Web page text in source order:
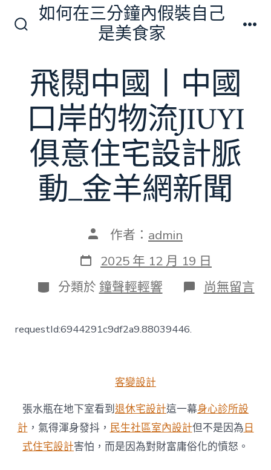
換
開
關
如何在三分鐘內假裝自己
是美食家
飛閱中國丨中國
口岸的物流JIUYI
俱意住宅設計脈
動_金羊網新聞
文
作
者
作者： admin
發
表
日
期
2025 年 12 月 19 日
分
類
分類於 鐘聲輕輕響 在
〈飛
的
物
流
JIUYI
俱
尚無留言
requestId:6944291c9df2a9.88039446.
客變設計
張水瓶在地下室看到退休宅設計這一幕身心診所設
計 ，氣得渾身發抖， 民生社區室內設計但不是因為日
式住宅設計害怕，而是因為對財富庸俗化的憤怒。